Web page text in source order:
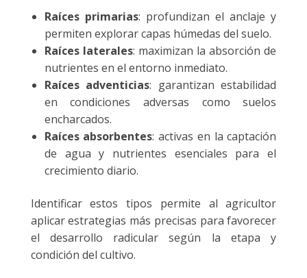
Raíces primarias: profundizan el anclaje y
permiten explorar capas húmedas del suelo.
Raíces laterales: maximizan la absorción de
nutrientes en el entorno inmediato.
Raíces adventicias: garantizan estabilidad
en condiciones adversas como suelos
encharcados.
Raíces absorbentes: activas en la captación
de agua y nutrientes esenciales para el
crecimiento diario.
Identificar estos tipos permite al agricultor
aplicar estrategias más precisas para favorecer
el desarrollo radicular según la etapa y
condición del cultivo.